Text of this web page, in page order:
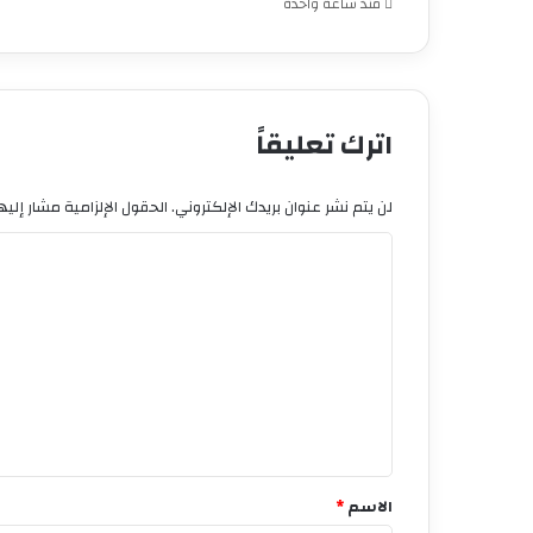
اترك تعليقاً
لن يتم نشر عنوان بريدك الإلكتروني.الحقول الإلزامية مشار
*
الاسم*